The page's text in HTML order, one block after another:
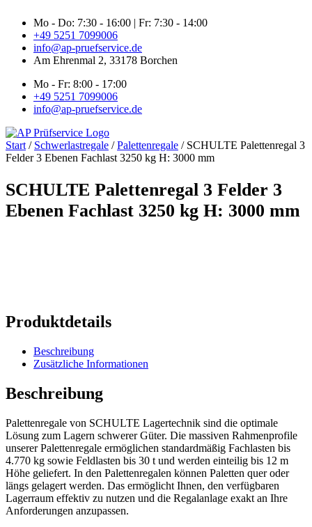
Inhalt
springen
Mo - Do: 7:30 - 16:00 | Fr: 7:30 - 14:00
+49 5251 7099006
info@ap-pruefservice.de
Am Ehrenmal 2, 33178 Borchen
Mo - Fr: 8:00 - 17:00
+49 5251 7099006
info@ap-pruefservice.de
Start / Schwerlastregale /Palettenregale / SCHULTE Palettenregal 3
Felder 3 Ebenen Fachlast 3250 kg H: 3000 mm
SCHULTE Palettenregal 3 Felder 3
Ebenen Fachlast 3250 kg H: 3000 mm
Produktdetails
Beschreibung
Zusätzliche Informationen
Beschreibung
Palettenregale von SCHULTE Lagertechnik sind die optimale
Lösung zum Lagern schwerer Güter. Die massiven Rahmenprofile
unserer Palettenregale ermöglichen standardmäßig Fachlasten bis
4.770 kg sowie Feldlasten bis 30 t und werden einteilig bis 12 m
Höhe geliefert. In den Palettenregalen können Paletten quer oder
längs gelagert werden. Das ermöglicht Ihnen, den verfügbaren
Lagerraum effektiv zu nutzen und die Regalanlage exakt an Ihre
Anforderungen anzupassen.